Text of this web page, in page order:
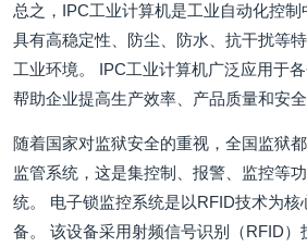
总之，IPC工业计算机是工业自动化控制
具有高稳定性、防尘、防水、抗干扰等
工业环境。 IPC工业计算机广泛应用于
帮助企业提高生产效率、产品质量和安全
随着国家对监狱安全的重视，全国监狱
监管系统，这是集控制、报警、监控等
统。 电子锁监控系统是以RFID技术为
备。 该设备采用射频信号识别（RFID